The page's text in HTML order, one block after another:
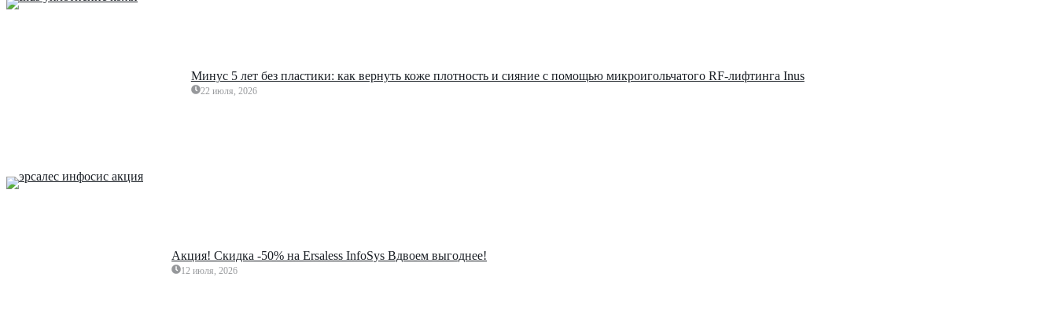
Минус 5 лет без пластики: как вернуть коже плотность и сияние с помощью микроигольчатого RF-лифтинга Inus
22 июля, 2026
Акция! Скидка -50% на Ersaless InfoSys Вдвоем выгоднее!
12 июля, 2026